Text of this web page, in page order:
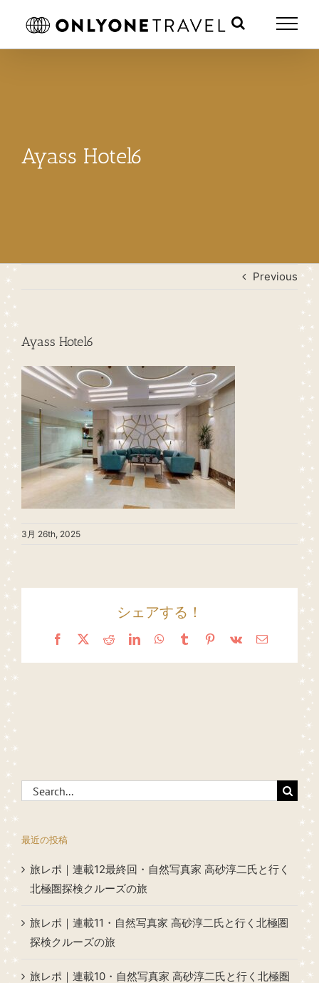
Ayass Hotel6
Previous
Ayass Hotel6
3月 26th, 2025
シェアする！
Facebook
X RedditLinkedInWhatsApp
TumblrPinterest
Vk Email
Search
for:
最近の投稿
旅レポ｜連載12最終回・自然写真家 高砂淳二氏と行く
北極圏探検クルーズの旅
旅レポ｜連載11・自然写真家 高砂淳二氏と行く北極圏
探検クルーズの旅
旅レポ｜連載10・自然写真家 高砂淳二氏と行く北極圏